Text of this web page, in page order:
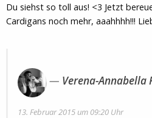
Du siehst so toll aus! <3 Jetzt
Cardigans noch mehr, aaahhhh!!!
Verena-Annabella
13. Februar 2015 um 09:20 Uhr